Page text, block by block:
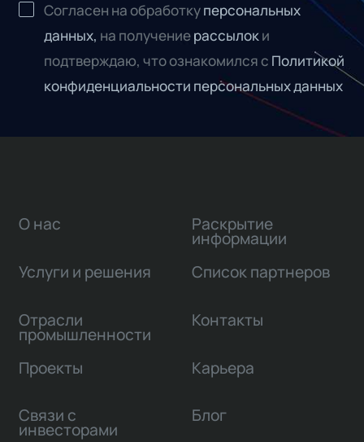
Согласен на обработкуперсональных
данных, на получениерассылоки
подтверждаю, что ознакомился с Политикой
конфиденциальности персональных данных
О нас
Услуги и решения
Отрасли
промышленности
Проекты
Связи с
инвесторами
Раскрытие
информации
Список партнеров
Контакты
Карьера
Блог